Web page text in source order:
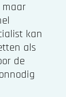
maar
kan
als
de